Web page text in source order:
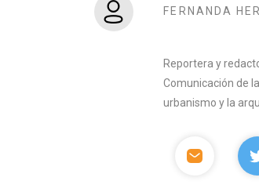
FERNANDA
Reportera y
Comunicación de
urbanismo y la